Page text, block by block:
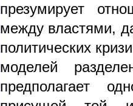
презумирует
между властями,
политических
моделей
предполагает